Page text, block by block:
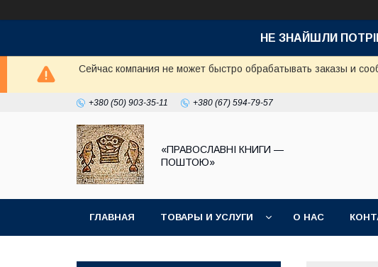
НЕ ЗНАЙШЛИ
Сейчас компания не может быстро обрабатывать заказы и
+380 (50) 903-35-11 +380 (67) 594-79-57
«ПРАВОСЛАВНІ КНИГИ —
ПОШТОЮ»
ГЛАВНАЯ ТОВАРЫ И УСЛУГИ О НАС